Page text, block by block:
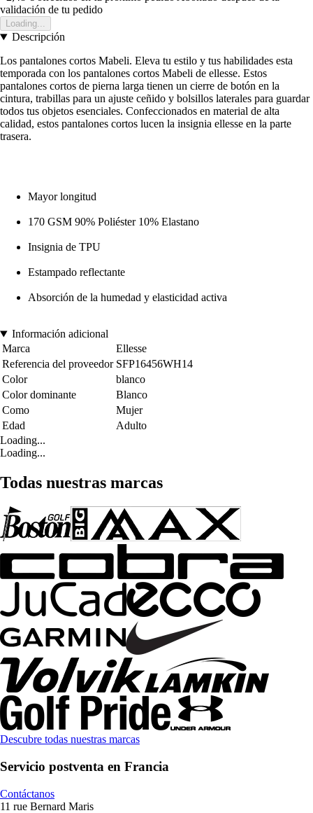
validación de tu pedido
Loading...
Descripción
Los pantalones cortos Mabeli. Eleva tu estilo y tus habilidades esta
temporada con los pantalones cortos Mabeli de ellesse. Estos
pantalones cortos de pierna larga tienen un cierre de botón en la
cintura, trabillas para un ajuste ceñido y bolsillos laterales para guardar
todos tus objetos esenciales. Confeccionados en material de alta
calidad, estos pantalones cortos lucen la insignia ellesse en la parte
trasera.
Mayor longitud
170 GSM 90% Poliéster 10% Elastano
Insignia de TPU
Estampado reflectante
Absorción de la humedad y elasticidad activa
Información adicional
Marca
Ellesse
Referencia del proveedor SFP16456WH14
Color
blanco
Color dominante
Blanco
Como
Mujer
Edad
Adulto
Loading...
Loading...
Todas nuestras marcas
Descubre todas nuestras marcas
Servicio postventa en Francia
Contáctanos
11 rue Bernard Maris